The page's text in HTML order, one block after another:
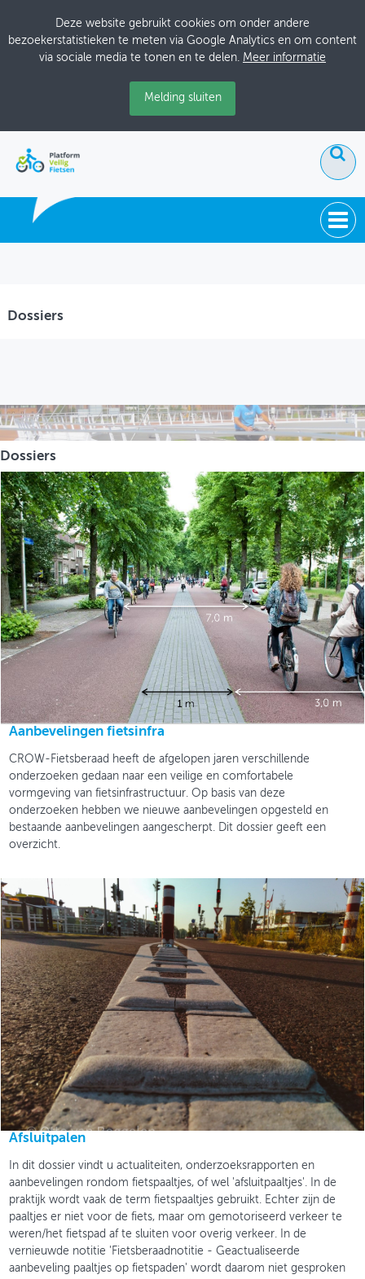
Deze website gebruikt cookies om onder andere
bezoekerstatistieken te meten via Google Analytics en om content
via sociale media te tonen en te delen. Meer informatie
Melding sluiten
INLOGGEN
Dossiers
Dossiers
Aanbevelingen fietsinfra
CROW-Fietsberaad heeft de afgelopen jaren verschillende
onderzoeken gedaan naar een veilige en comfortabele
vormgeving van fietsinfrastructuur. Op basis van deze
onderzoeken hebben we nieuwe aanbevelingen opgesteld en
bestaande aanbevelingen aangescherpt. Dit dossier geeft een
overzicht.
Afsluitpalen
In dit dossier vindt u actualiteiten, onderzoeksrapporten en
aanbevelingen rondom fietspaaltjes, of wel 'afsluitpaaltjes'. In de
praktijk wordt vaak de term fietspaaltjes gebruikt. Echter zijn de
paaltjes er niet voor de fiets, maar om gemotoriseerd verkeer te
weren/het fietspad af te sluiten voor overig verkeer. In de
vernieuwde notitie 'Fietsberaadnotitie - Geactualiseerde
aanbeveling paaltjes op fietspaden' wordt daarom niet gesproken